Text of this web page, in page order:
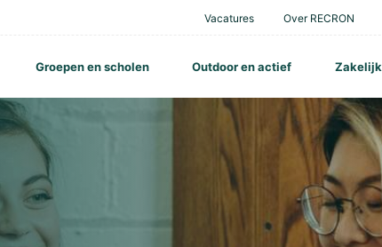
Vacatures Over RECRON
Groepen en scholen Outdoor en actief Zakelijk